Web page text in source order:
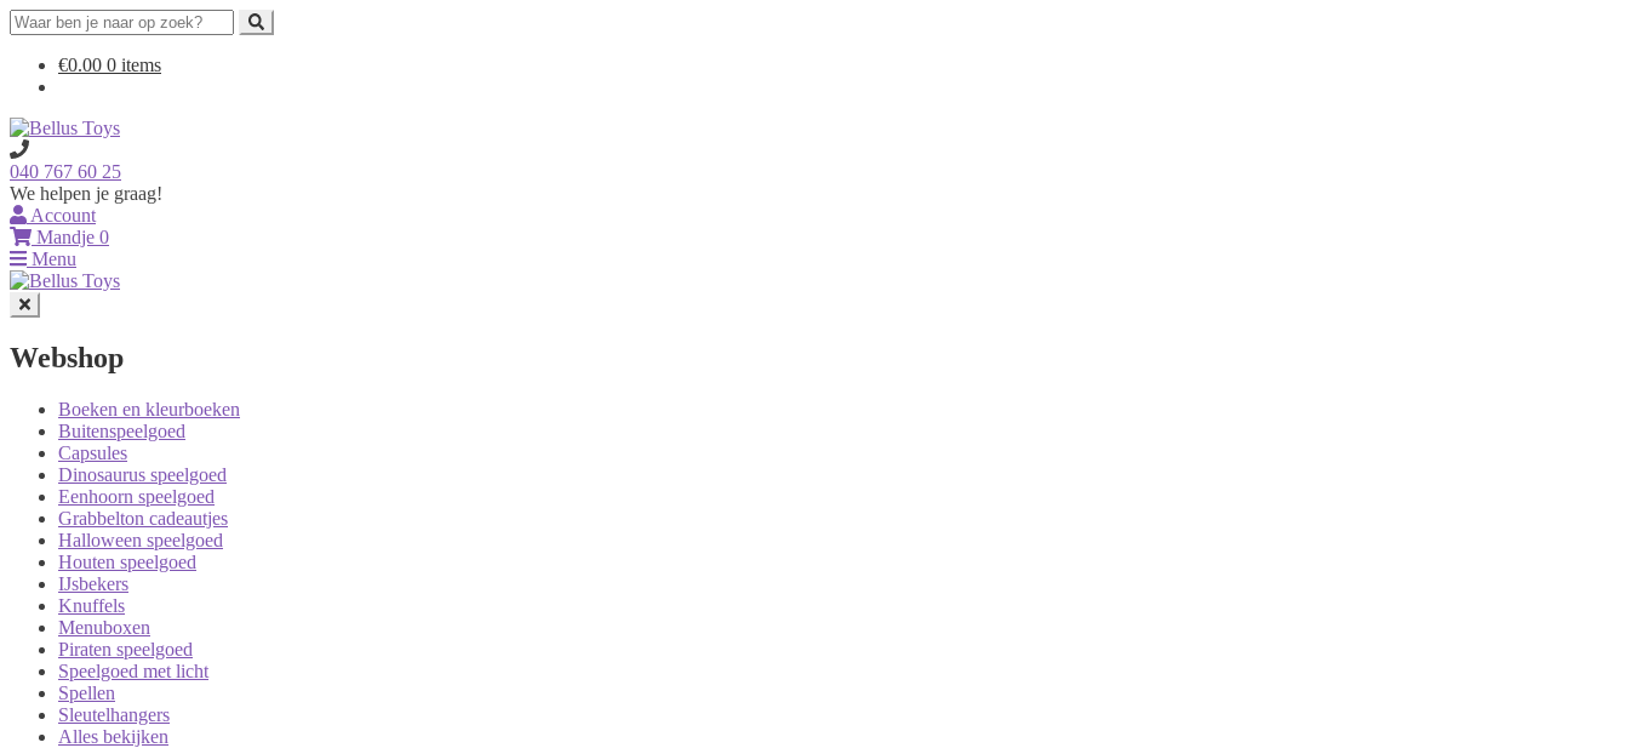
Search
for:
door
navigatie
naar
inhoud
€0.00 0 items
040 767 60 25
We helpen je graag!
Account
Mandje 0
Menu
Webshop
Boeken en kleurboeken
Buitenspeelgoed
Capsules
Dinosaurus speelgoed
Eenhoorn speelgoed
Grabbelton cadeautjes
Halloween speelgoed
Houten speelgoed
IJsbekers
Knuffels
Menuboxen
Piraten speelgoed
Speelgoed met licht
Spellen
Sleutelhangers
Alles bekijken